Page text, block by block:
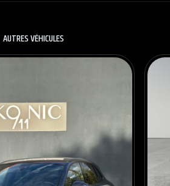
AUTRES VÉHICULES